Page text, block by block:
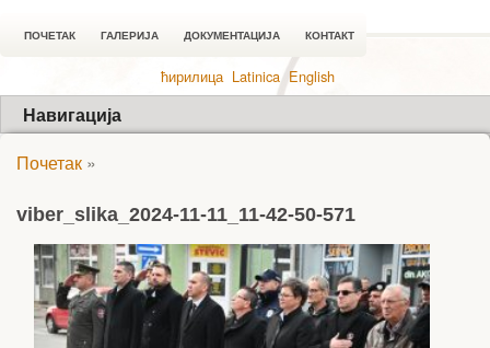
ПОЧЕТАК ГАЛЕРИЈА ДОКУМЕНТАЦИЈА КОНТАКТ
ћирилица Latinica English
Навигација
Почетак »
viber_slika_2024-11-11_11-42-50-571